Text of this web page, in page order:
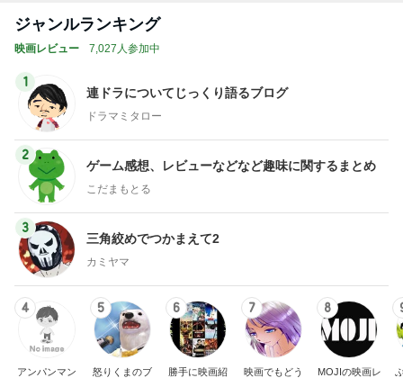
ジャンルランキング
映画レビュー 7,027人参加中
1
連ドラについてじっくり語るブログ
ドラマミタロー
2
ゲーム感想、レビューなどなど趣味に関するまとめ
こだまもとる
3
三角絞めでつかまえて2
カミヤマ
4
アンパンマン
5
怒りくまのブ
6
勝手に映画紹
7
映画でもどう
8
MOJIの映画レ